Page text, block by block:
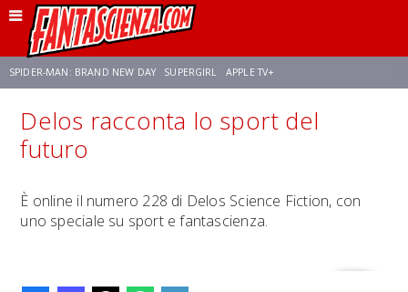
SPIDER-MAN: BRAND NEW DAY SUPERGIRL APPLE TV+
FRANCO RICCIARDIELLO ZENDAYA STAR TREK AVENGERS: DOOMSDAY
NETFLIX
Delos racconta lo sport del
futuro
È online il numero 228 di Delos Science Fiction, con
uno speciale su sport e fantascienza.